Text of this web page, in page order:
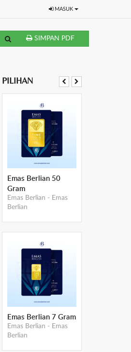
MASUK
SIMPAN PDF
PILIHAN
Emas Berlian 50
Gram
Emas Berlian - Emas
Berlian
Emas Berlian 7 Gram
Emas Berlian - Emas
Berlian